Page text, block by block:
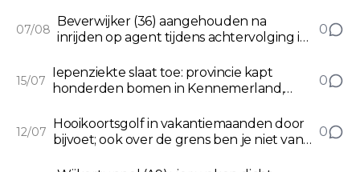
07/08
Beverwijker (36) aangehouden na
inrijden op agent tijdens achtervolging in
0
15/07
Iepenziekte slaat toe: provincie kapt
honderden bomen in Kennemerland,
0
12/07
Hooikoortsgolf in vakantiemaanden door
bijvoet; ook over de grens ben je niet van
0